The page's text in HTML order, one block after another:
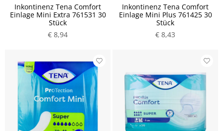
Inkontinenz Tena Comfort
Einlage Mini Extra 761531 30
Stück
€ 8,94
Inkontinenz Tena Comfort
Einlage Mini Plus 761425 30
Stück
€ 8,43